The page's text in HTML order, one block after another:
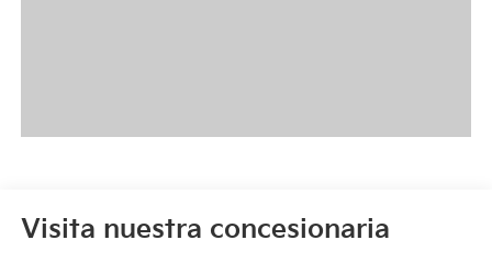
Visita nuestra concesionaria